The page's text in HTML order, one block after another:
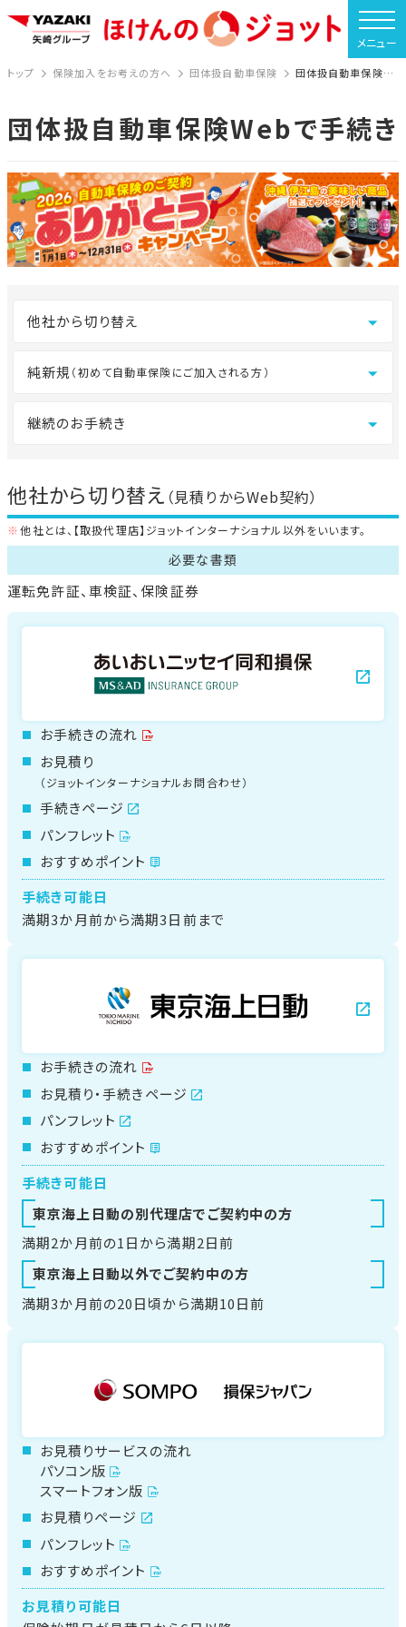
トップ 保険加入をお考えの方へ 団体扱自動車保険 団体扱自動車保険Webで手続き
団体扱自動車保険Webで手続き
他社から切り替え
純新規 （初めて自動車保険にご加入される方）
継続のお手続き
他社から切り替え （見積りからWeb契約）
他社とは、【取扱代理店】ジョットインターナショナル以外をいいます。
必要な書類
運転免許証、車検証、保険証券
お手続きの流れ
お見積り
（ジョットインターナショナルお問合わせ）
手続きページ
パンフレット
おすすめポイント
手続き可能日
満期3か月前から満期3日前まで
お手続きの流れ
お見積り・手続きページ
パンフレット
おすすめポイント
手続き可能日
東京海上日動の別代理店でご契約中の方
満期2か月前の1日から満期2日前
東京海上日動以外でご契約中の方
満期3か月前の20日頃から満期10日前
お見積りサービスの流れ
パソコン版
スマートフォン版
お見積りページ
パンフレット
おすすめポイント
お見積り可能日